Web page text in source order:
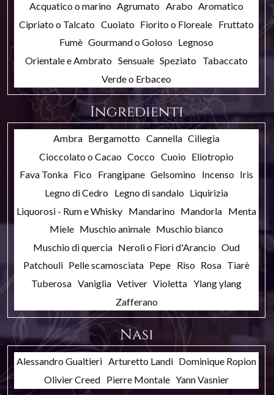
Acquatico o marino Agrumato Arabo Aromatico
Cipriato o Talcato Cuoiato Fiorito o Floreale Fruttato
Fumè Gourmand o Goloso Legnoso
Orientale e Ambrato Sensuale Speziato Tabaccato
Verde o Erbaceo
Ingredienti
Ambra Bergamotto Cannella Ciliegia
Cioccolato o Cacao Cocco Cuoio Eliotropio
Fava Tonka Fico Frangipane Gelsomino Incenso Iris
Legno di Cedro Legno di sandalo Liquirizia
Liquorosi - Rum e Whisky Mandarino Mandorla Menta
Miele Muschio animale Muschio bianco
Muschio di quercia Neroli o Fiori d'Arancio Oud
Patchouli Pelle scamosciata Pepe Riso Rosa Tiarè
Tuberosa Vaniglia Vetiver Violetta Ylang ylang
Zafferano
Nasi
Alessandro Gualtieri Arturetto Landi Dominique Ropion
Olivier Creed Pierre Montale Yann Vasnier